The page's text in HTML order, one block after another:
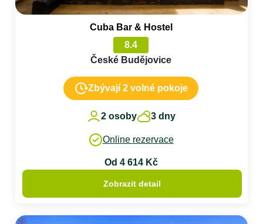
Cuba Bar & Hostel
8.4
České Budějovice
Zbývají 2 volné pokoje
2 osoby 3 dny
Online rezervace
Od 4 614 Kč
Zobrazit detail